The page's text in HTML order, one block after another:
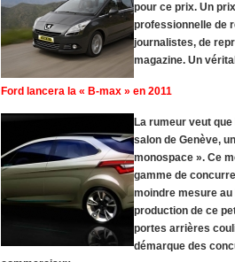
pour ce prix. Un
professionnelle de
journalistes, de
magazine. Un
Ford lancera la « B-max » en 2011
La rumeur veut que
salon de Genève,
monospace ». Ce
gamme de
moindre mesure au
production de ce
portes arrières
démarque des